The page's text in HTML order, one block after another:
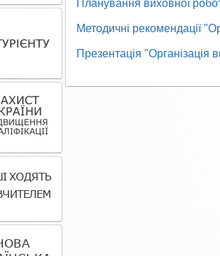
Планування виховної
Методичні рекомендації
Презентація "Організація